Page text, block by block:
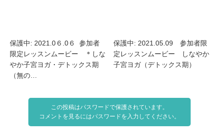
保護中: 2021.0６.0６ 参加者
限定レッスンムービー ＊しな
やか子宮ヨガ・デトックス期
（無の…
保護中: 2021.05.09 参加者限
定レッスンムービー しなやか
子宮ヨガ（デトックス期）
この投稿はパスワードで保護されています。
コメントを見るにはパスワードを入力してください。